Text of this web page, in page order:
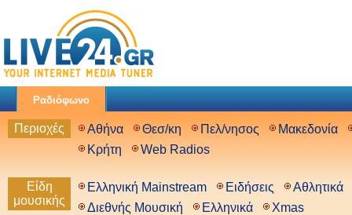
Ραδιόφωνο
Περιοχές Αθήνα Θεσ/κη Πελ/νησος
Μακεδονία
Κρήτη
Web Radios
Είδη
μουσικής
Ελληνική Mainstream Ειδήσεις
Αθλητικά
Διεθνής Μουσική
Ελληνικά Xmas